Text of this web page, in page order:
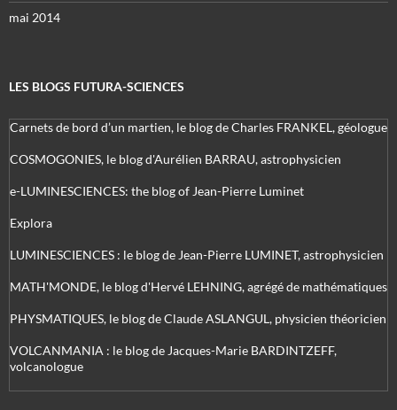
mai 2014
LES BLOGS FUTURA-SCIENCES
Carnets de bord d’un martien, le blog de Charles FRANKEL, géologue
COSMOGONIES, le blog d'Aurélien BARRAU, astrophysicien
e-LUMINESCIENCES: the blog of Jean-Pierre Luminet
Explora
LUMINESCIENCES : le blog de Jean-Pierre LUMINET, astrophysicien
MATH'MONDE, le blog d'Hervé LEHNING, agrégé de mathématiques
PHYSMATIQUES, le blog de Claude ASLANGUL, physicien théoricien
VOLCANMANIA : le blog de Jacques-Marie BARDINTZEFF,
volcanologue